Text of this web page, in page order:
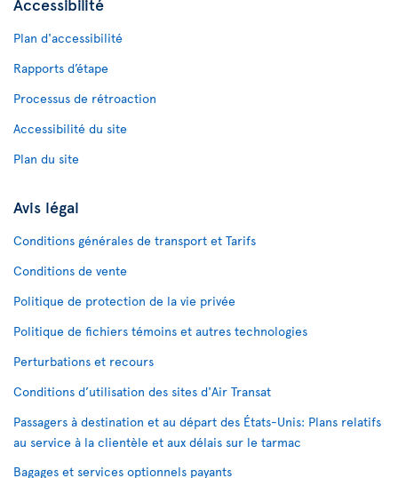
Plan d'accessibilité
Rapports d’étape
Processus de rétroaction
Accessibilité du site
Plan du site
Avis légal
Conditions générales de transport et Tarifs
Conditions de vente
Politique de protection de la vie privée
Politique de fichiers témoins et autres technologies
Perturbations et recours
Conditions d’utilisation des sites d'Air Transat
Passagers à destination et au départ des États-Unis: Plans relatifs
au service à la clientèle et aux délais sur le tarmac
Bagages et services optionnels payants